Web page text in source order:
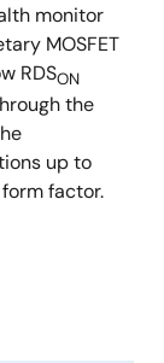
monitor
MOSFET
RDSON
the
up to
form factor.